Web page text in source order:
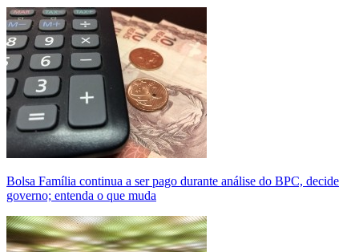
Bolsa Família continua a ser pago durante análise do BPC, decide
governo; entenda o que muda